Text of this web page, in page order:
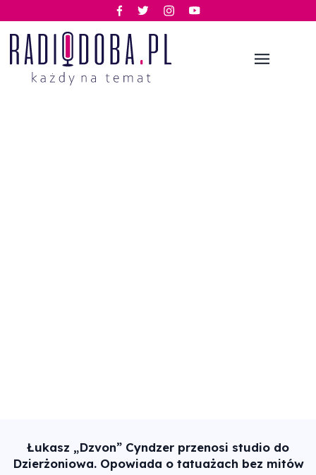
Łukasz „Dzvon” Cyndzer przenosi studio do
Dzierżoniowa. Opowiada o tatuażach bez mitów